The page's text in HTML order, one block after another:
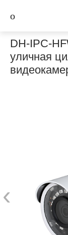
DH-IPC-
уличная
‹